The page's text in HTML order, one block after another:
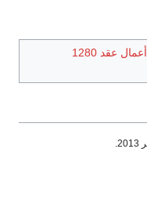
أعمال عقد 1280